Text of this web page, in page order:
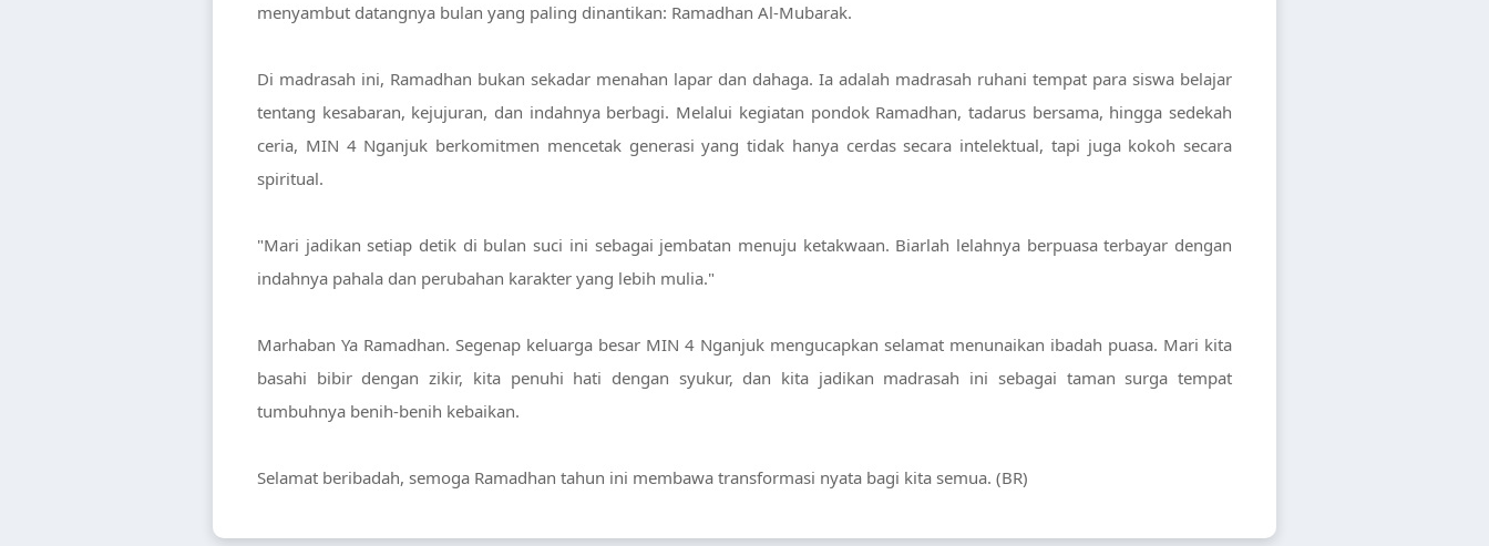
menyambut datangnya bulan yang paling dinantikan: Ramadhan Al-Mubarak.
Di madrasah ini, Ramadhan bukan sekadar menahan lapar dan dahaga. Ia adalah madrasah ruhani tempat para siswa belajar
tentang kesabaran, kejujuran, dan indahnya berbagi. Melalui kegiatan pondok Ramadhan, tadarus bersama, hingga sedekah
ceria, MIN 4 Nganjuk berkomitmen mencetak generasi yang tidak hanya cerdas secara intelektual, tapi juga kokoh secara
spiritual.
"Mari jadikan setiap detik di bulan suci ini sebagai jembatan menuju ketakwaan. Biarlah lelahnya berpuasa terbayar dengan
indahnya pahala dan perubahan karakter yang lebih mulia."
Marhaban Ya Ramadhan. Segenap keluarga besar MIN 4 Nganjuk mengucapkan selamat menunaikan ibadah puasa. Mari kita
basahi bibir dengan zikir, kita penuhi hati dengan syukur, dan kita jadikan madrasah ini sebagai taman surga tempat
tumbuhnya benih-benih kebaikan.
Selamat beribadah, semoga Ramadhan tahun ini membawa transformasi nyata bagi kita semua. (BR)